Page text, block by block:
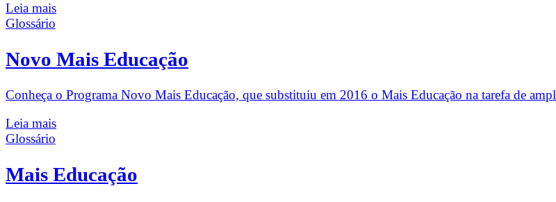
Leia mais
Glossário
Novo Mais Educação
Conheça o Programa Novo Mais Educação, que substituiu em 2016 o Mais Educação na tarefa de
Leia mais
Glossário
Mais Educação